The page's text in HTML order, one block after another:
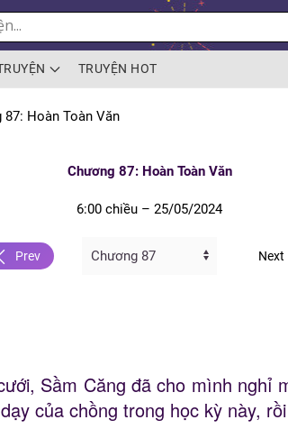
TRUYỆN HOT
87: Hoàn Toàn Văn
Chương 87: Hoàn Toàn Văn
6:00 chiều – 25/05/2024
Prev Next
Sầm Căng đã cho mình nghỉ
của chồng trong học kỳ này,